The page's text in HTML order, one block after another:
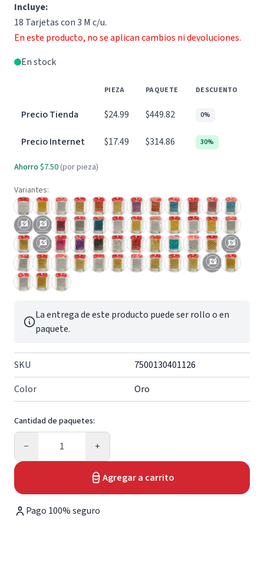
Incluye:
18 Tarjetas con 3 M c/u.
En este producto, no se aplican cambios ni devoluciones.
En stock
PIEZA PAQUETE DESCUENTO
Precio Tienda $24.99 $449.82 0%
Precio Internet $17.49 $314.86 30%
Ahorro $7.50 (por pieza)
Variantes:
La entrega de este producto puede ser rollo o en
paquete.
SKU
7500130401126
Color
Oro
Cantidad de paquetes:
−
Cantidad
+
Agregar a carrito
Pago 100% seguro